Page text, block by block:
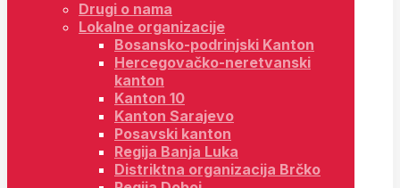
Drugi o nama
Lokalne organizacije
Bosansko-podrinjski Kanton
Hercegovačko-neretvanski
kanton
Kanton 10
Kanton Sarajevo
Posavski kanton
Regija Banja Luka
Distriktna organizacija Brčko